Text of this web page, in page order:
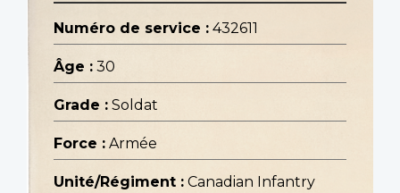
Numéro de service : 432611
Âge : 30
Grade : Soldat
Force : Armée
Unité/Régiment : Canadian Infantry